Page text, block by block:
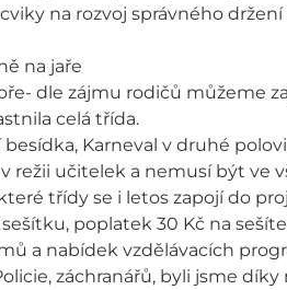
na rozvoj správného držení
na jaře
dle zájmu rodičů můžeme
celá třída.
Karneval v druhé
režii učitelek a nemusí být ve
třídy se i letos zapojí do
poplatek 30 Kč na
a nabídek vzdělávacích
záchranářů, byli jsme